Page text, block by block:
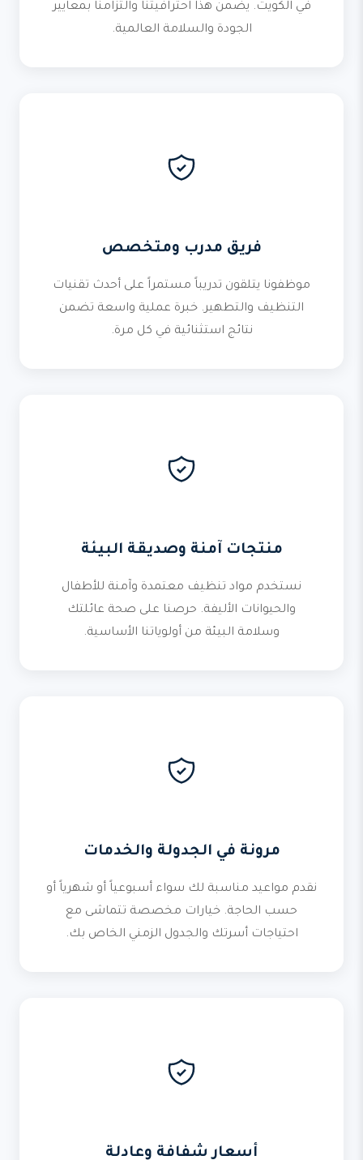
في الكويت. يضمن هذا احترافيتنا والتزامنا بمعايير
الجودة والسلامة العالمية.
فريق مدرب ومتخصص
موظفونا يتلقون تدريباً مستمراً على أحدث تقنيات
التنظيف والتطهير. خبرة عملية واسعة تضمن
نتائج استثنائية في كل مرة.
منتجات آمنة وصديقة البيئة
نستخدم مواد تنظيف معتمدة وآمنة للأطفال
والحيوانات الأليفة. حرصنا على صحة عائلتك
وسلامة البيئة من أولوياتنا الأساسية.
مرونة في الجدولة والخدمات
نقدم مواعيد مناسبة لك سواء أسبوعياً أو شهرياً أو
حسب الحاجة. خيارات مخصصة تتماشى مع
احتياجات أسرتك والجدول الزمني الخاص بك.
أسعار شفافة وعادلة